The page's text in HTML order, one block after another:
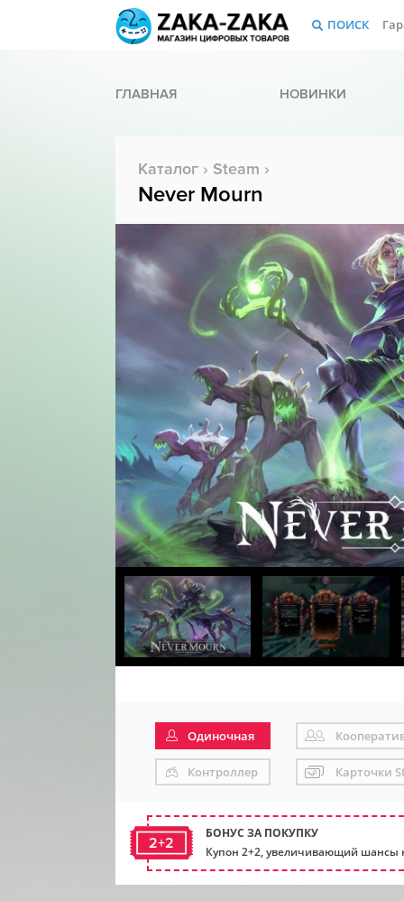
ПОИСК
ГЛАВНАЯ НОВИНКИ
Каталог › Steam ›
Never Mourn
Одиночная
Контроллер Карточки
2+2
БОНУС ЗА ПОКУПКУ
Купон 2+2, увеличивающий шансы